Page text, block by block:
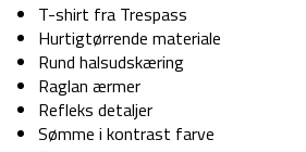
T-shirt fra Trespass
Hurtigtørrende materiale
Rund halsudskæring
Raglan ærmer
Refleks detaljer
Sømme i kontrast farve